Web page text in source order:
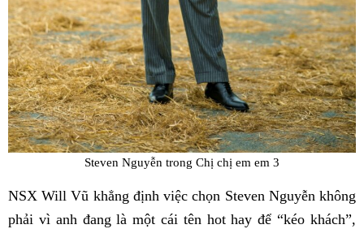
Steven Nguyễn trong Chị chị em em 3
NSX Will Vũ khẳng định việc chọn Steven Nguyễn không
phải vì anh đang là một cái tên hot hay để “kéo khách”,